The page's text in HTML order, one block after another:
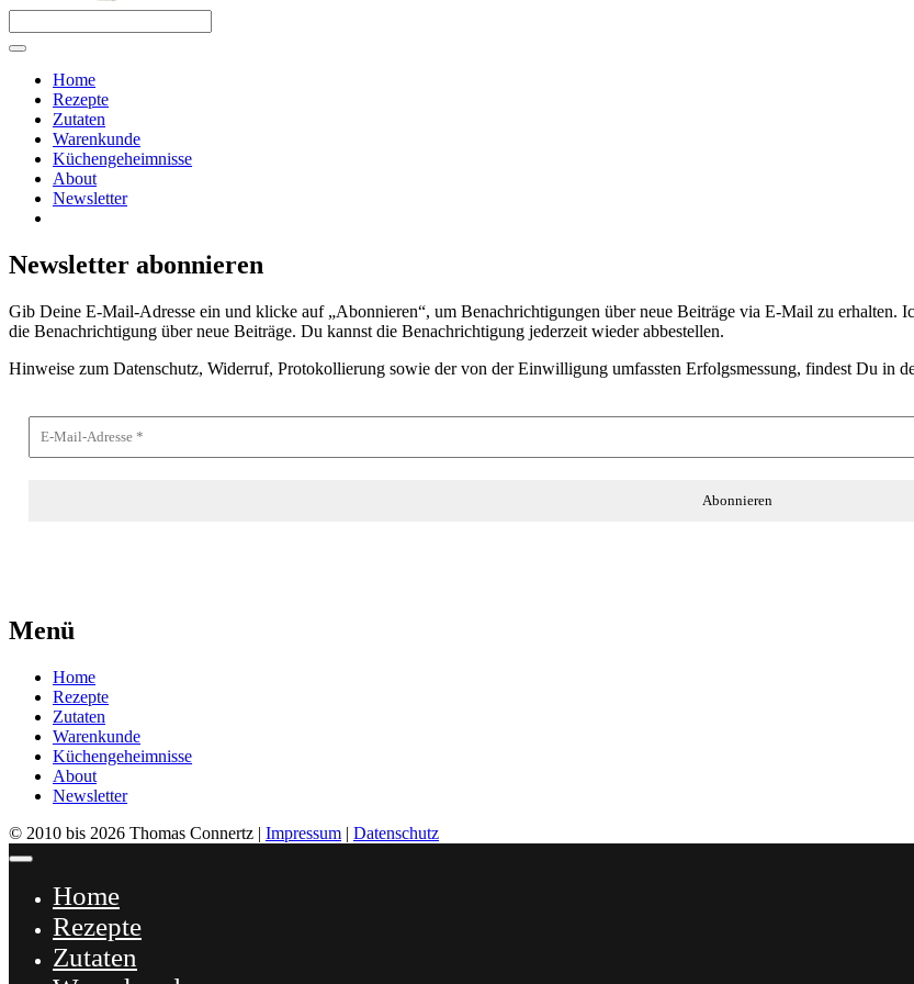
Menü
Home
Rezepte
Zutaten
Warenkunde
Küchengeheimnisse
About
Newsletter
Newsletter abonnieren
Gib Dei­ne E‑Mail-Adres­se ein und kli­cke auf „Abon­nie­ren“, um Benach­rich­ti­gun­gen über neue Bei­trä­ge via E‑Mail zu erhal­ten.
die Benach­rich­ti­gung über neue Bei­trä­ge. Du kannst die Benach­rich­ti­gung jeder­zeit wie­der abbe­stel­len.
Hin­wei­se zum Daten­schutz, Wider­ruf, Pro­to­kol­lie­rung sowie der von der Ein­wil­li­gung umfass­ten Erfolgs­mes­sung, fin­dest Du in
Menü
Home
Rezepte
Zutaten
Warenkunde
Küchengeheimnisse
About
Newsletter
© 2010 bis 2026 Thomas Connertz | Impressum | Datenschutz
Schließen
Home
Rezepte
Zutaten